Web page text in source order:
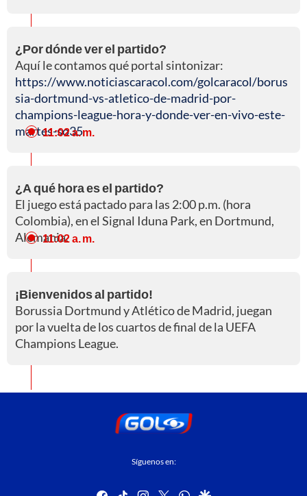
¿Por dónde ver el partido?
Aquí le contamos qué portal sintonizar:
https://www.noticiascaracol.com/golcaracol/borus
sia-dortmund-vs-atletico-de-madrid-por-
champions-league-hora-y-donde-ver-en-vivo-este-
martes-so35
11:02 a. m.
¿A qué hora es el partido?
El juego está pactado para las 2:00 p.m. (hora
Colombia), en el Signal Iduna Park, en Dortmund,
Alemania.11:02 a. m.
¡Bienvenidos al partido!
Borussia Dortmund y Atlético de Madrid, juegan
por la vuelta de los cuartos de final de la UEFA
Champions League.
Síguenos en: